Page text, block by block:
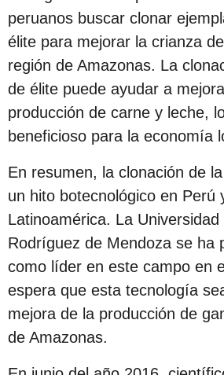
peruanos buscar clonar
élite para mejorar la crianza
región de Amazonas. La
de élite puede ayudar a
producción de carne y leche,
beneficioso para la economía
En resumen, la clonación de
un hito botecnológico en Perú
Latinoamérica. La Universidad
Rodríguez de Mendoza se ha
como líder en este campo en
espera que esta tecnología
mejora de la producción de
de Amazonas.